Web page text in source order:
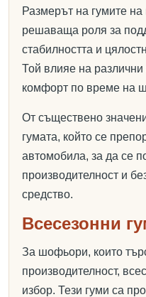
Размерът на гумите
решаваща роля за
стабилността и
Той влияе на различни
комфорт по време на
От съществено
гумата, който се
автомобила, за да се
производителност и
средство.
Всесезонни
За шофьори, които
производителност,
избор. Тези гуми са